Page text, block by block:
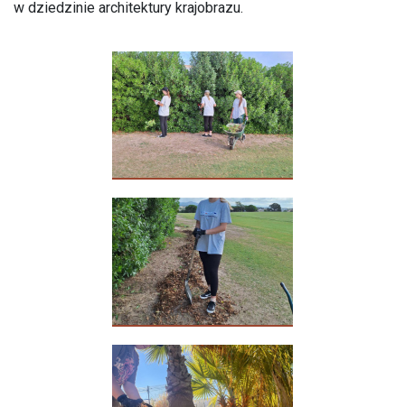
w dziedzinie architektury krajobrazu.